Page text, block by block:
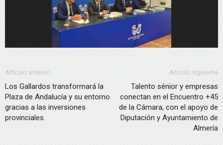
Artículo anterior
Los Gallardos transformará la
Plaza de Andalucía y su entorno
gracias a las inversiones
provinciales
Artículo siguiente
Talento sénior y empresas
conectan en el Encuentro +45
de la Cámara, con el apoyo de
Diputación y Ayuntamiento de
Almería